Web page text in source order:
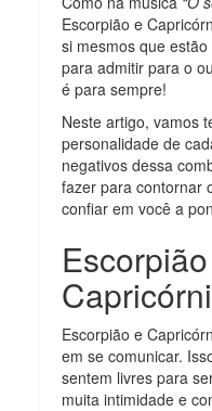
Escorpião e
si mesmos que
para admitir para o
é para sempre!
Neste artigo, vamos
personalidade de
negativos dessa
fazer para contornar
confiar em você a
Escorpião e
em se comunicar.
sentem livres para
muita intimidade e